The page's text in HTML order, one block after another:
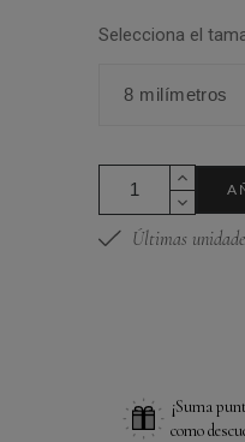
Selecciona el
Últimas
¡Suma
como